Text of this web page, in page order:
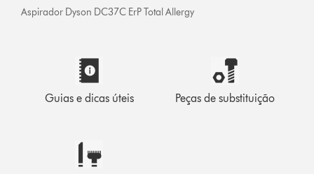
Aspirador Dyson DC37C ErP Total Allergy
Guias e dicas úteis Peças de substituição